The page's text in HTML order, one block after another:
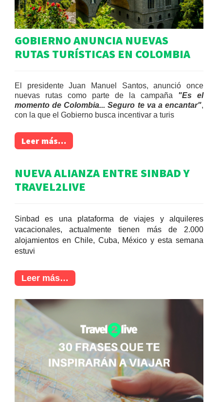
GOBIERNO ANUNCIA NUEVAS
RUTAS TURÍSTICAS EN COLOMBIA
El presidente Juan Manuel Santos, anunció once
nuevas rutas como parte de la campaña "Es el
momento de Colombia... Seguro te va a encantar",
con la que el Gobierno busca incentivar a turis
Leer más…
NUEVA ALIANZA ENTRE SINBAD Y
TRAVEL2LIVE
Sinbad es una plataforma de viajes y alquileres
vacacionales, actualmente tienen más de 2.000
alojamientos en Chile, Cuba, México y esta semana
estuvi
Leer más…